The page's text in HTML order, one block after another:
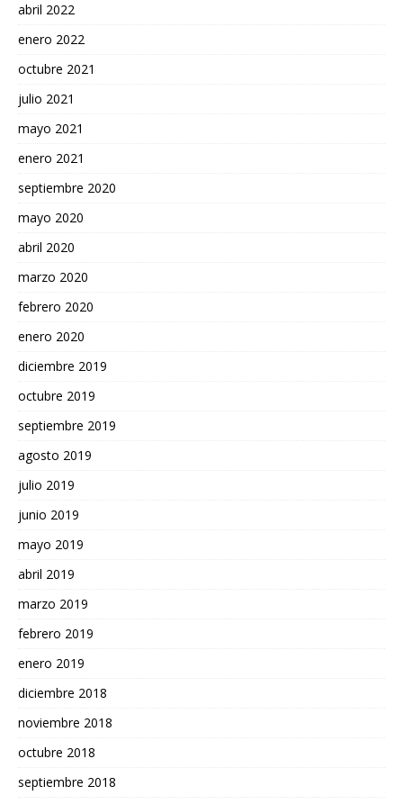
abril 2022
enero 2022
octubre 2021
julio 2021
mayo 2021
enero 2021
septiembre 2020
mayo 2020
abril 2020
marzo 2020
febrero 2020
enero 2020
diciembre 2019
octubre 2019
septiembre 2019
agosto 2019
julio 2019
junio 2019
mayo 2019
abril 2019
marzo 2019
febrero 2019
enero 2019
diciembre 2018
noviembre 2018
octubre 2018
septiembre 2018